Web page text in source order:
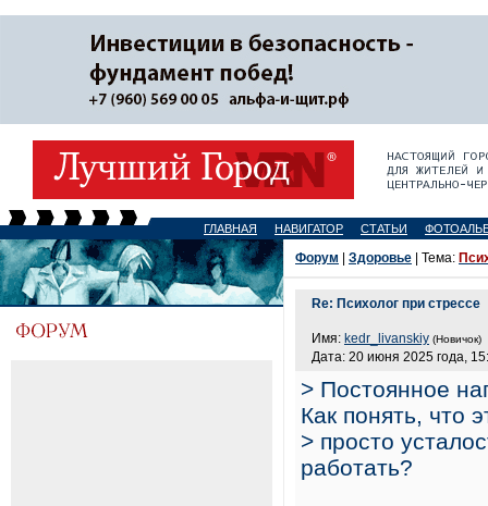
ГЛАВНАЯ НАВИГАТОР СТАТЬИ
Форум Здоровье | Тема:
Re: Психолог при стрессе
Имя: kedr_livanskiy (Новичок)
Дата: 20 июня 2025 года,
> Постоянное
Как понять, что
> просто
работать?